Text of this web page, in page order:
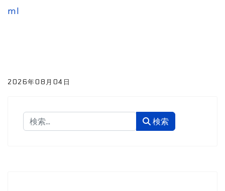
ml
2026年08月04日
検索 検索